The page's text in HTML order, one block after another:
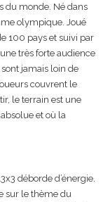
du monde. Né dans
olympique. Joué
100 pays et suivi par
très forte audience
jamais loin de
couvrent le
le terrain est une
et où la
déborde d’énergie.
sur le thème du